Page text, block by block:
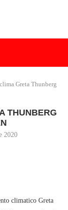
Greta Thunberg
THUNBERG
2020
climatico Greta